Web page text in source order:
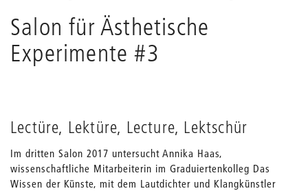
der
Webseite
Salon für Ästhetische
Experimente #3
Lectüre, Lektüre, Lecture, Lektschür
Im dritten Salon 2017 untersucht Annika Haas,
wissenschaftliche Mitarbeiterin im Graduiertenkolleg Das
Wissen der Künste, mit dem Lautdichter und Klangkünstler